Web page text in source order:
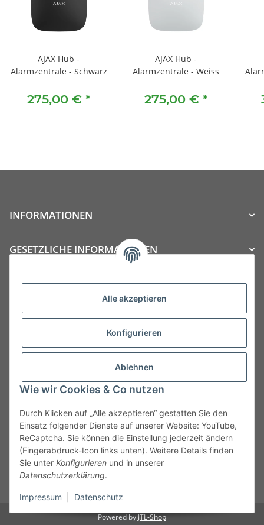
Alle akzeptieren
Konfigurieren
Ablehnen
Wie wir Cookies & Co nutzen
Durch Klicken auf „Alle akzeptieren“ gestatten Sie den
Einsatz folgender Dienste auf unserer Website: YouTube,
ReCaptcha. Sie können die Einstellung jederzeit ändern
(Fingerabdruck-Icon links unten). Weitere Details finden
Sie unter Konfigurieren und in unserer
Datenschutzerklärung.
Impressum Datenschutz
AJAX Hub -
Alarmzentrale - Schwarz
275,00 € *
AJAX Hub -
Alarmzentrale - Weiss
275,00 € *
INFORMATIONEN
GESETZLICHE INFORMATIONEN
Kategorien
Vertrag widerrufen
Powered byJTL-Shop